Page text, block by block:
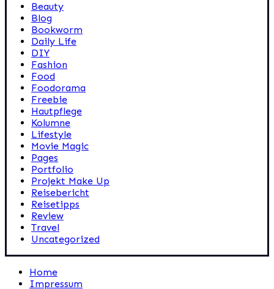
Beauty
Blog
Bookworm
Daily Life
DIY
Fashion
Food
Foodorama
Freebie
Hautpflege
Kolumne
Lifestyle
Movie Magic
Pages
Portfolio
Projekt Make Up
Reisebericht
Reisetipps
Review
Travel
Uncategorized
Home
Impressum